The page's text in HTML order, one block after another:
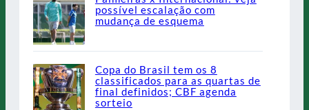
possível escalação com
mudança de esquema
Copa do Brasil tem os 8
classificados para as quartas de
final definidos; CBF agenda
sorteio